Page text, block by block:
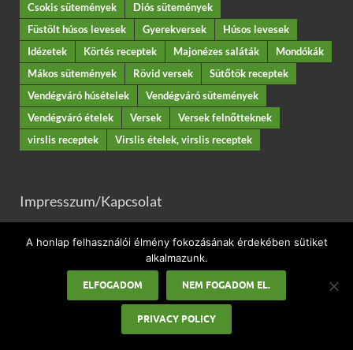
Csokis sütemények
Diós sütemények
Füstölt húsos levesek
Gyerekversek
Húsos levesek
Idézetek
Körtés receptek Majonézes saláták
Mondókák
Mákos sütemények
Rövid versek
Sütőtök receptek
Vendégváró húsételek
Vendégváró sütemények
Vendégváró ételek
Versek
Versek felnőtteknek
virslis receptek
Virslis ételek, virslis receptek
Impresszum/Kapcsolat
Adatkezelési tájékoztató
A honlap felhasználói élmény fokozásának érdekében sütiket
alkalmazunk.
ELFOGADOM NEM FOGADOM EL.
PRIVACY POLICY